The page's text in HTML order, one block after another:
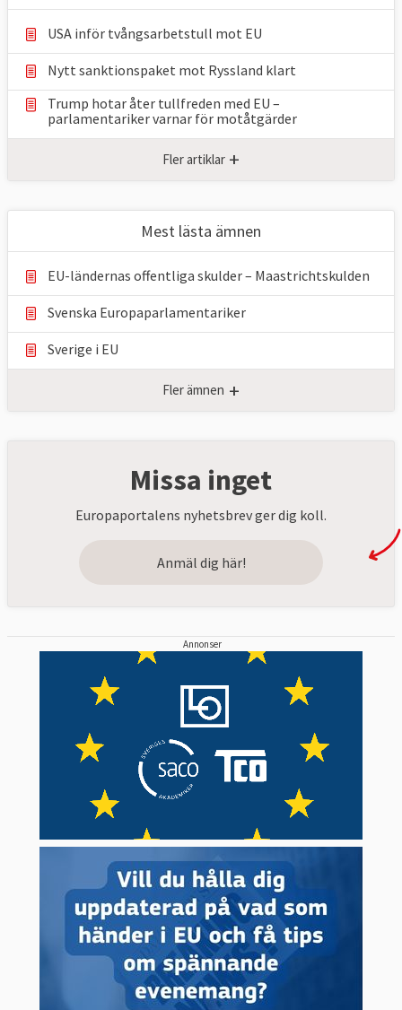
USA inför tvångsarbetstull mot EU
Nytt sanktionspaket mot Ryssland klart
Trump hotar åter tullfreden med EU –
parlamentariker ⁠varnar för motåtgärder
Fler artiklar +
Mest lästa ämnen
EU-ländernas offentliga skulder – Maastrichtskulden
Svenska Europaparlamentariker
Sverige i EU
Fler ämnen +
Missa inget
Europaportalens nyhetsbrev ger dig koll.
Anmäl dig här!
Annonser